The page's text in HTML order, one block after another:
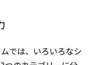
では、いろいろなシ